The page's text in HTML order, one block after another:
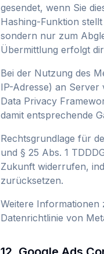
gesendet, wenn Sie
Hashing-Funktion
sondern nur zum
Übermittlung erfolgt
Bei der Nutzung des
IP-Adresse) an
Data Privacy
damit entsprechende
Rechtsgrundlage für
und § 25 Abs. 1
Zukunft widerrufen,
zurücksetzen.
Weitere Informationen
Datenrichtlinie von